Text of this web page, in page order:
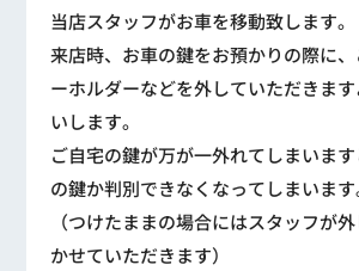
当店スタッフがお車を移動致します。
来店時、お車の鍵をお預かりの際に
ーホルダーなどを外していただきま
いします。
ご自宅の鍵が万が一外れてしまいま
の鍵か判別できなくなってしまいます
（つけたままの場合にはスタッフが
かせていただきます）